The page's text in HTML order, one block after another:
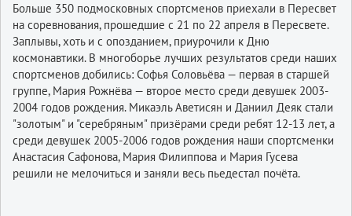
Больше 350 подмосковных спортсменов приехали в Пересвет
на соревнования, прошедшие с 21 по 22 апреля в Пересвете.
Заплывы, хоть и с опозданием, приурочили к Дню
космонавтики. В многоборье лучших результатов среди наших
спортсменов добились: Софья Соловьёва — первая в старшей
группе, Мария Рожнёва — второе место среди девушек 2003-
2004 годов рождения. Микаэль Аветисян и Даниил Деяк стали
"золотым" и "серебряным" призёрами среди ребят 12-13 лет, а
среди девушек 2005-2006 годов рождения наши спортсменки
Анастасия Сафонова, Мария Филиппова и Мария Гусева
решили не мелочиться и заняли весь пьедестал почёта.